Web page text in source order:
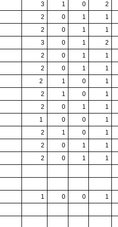
3 1 0 2
2 0 1 1
2 0 1 1
3 0 1 2
2 0 1 1
2 0 1 1
2 1 0 1
2 1 0 1
2 0 1 1
1 0 0 1
2 1 0 1
2 0 1 1
2 0 1 1
1 0 0 1